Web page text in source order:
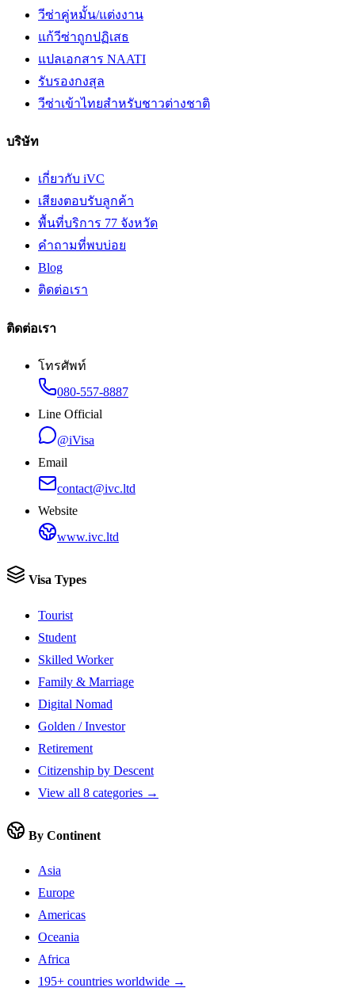
วีซ่าคู่หมั้น/แต่งงาน
แก้วีซ่าถูกปฏิเสธ
แปลเอกสาร NAATI
รับรองกงสุล
วีซ่าเข้าไทยสำหรับชาวต่างชาติ
บริษัท
เกี่ยวกับ iVC
เสียงตอบรับลูกค้า
พื้นที่บริการ 77 จังหวัด
คำถามที่พบบ่อย
Blog
ติดต่อเรา
ติดต่อเรา
โทรศัพท์
080-557-8887
Line Official
@iVisa
Email
contact@ivc.ltd
Website
www.ivc.ltd
Visa Types
Tourist
Student
Skilled Worker
Family & Marriage
Digital Nomad
Golden / Investor
Retirement
Citizenship by Descent
View all 8 categories →
By Continent
Asia
Europe
Americas
Oceania
Africa
195+ countries worldwide →